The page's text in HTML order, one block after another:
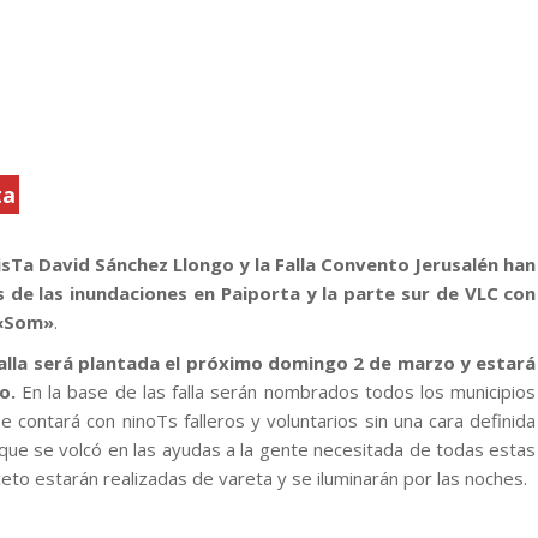
David Sánchez Llongo y la Falla Convento Jerusalén han
las inundaciones en Paiporta y la parte sur de VLC con
.
será plantada el próximo domingo 2 de marzo y estará
En la base de las falla serán nombrados todos los municipios
con ninoTs falleros y voluntarios sin una cara definida
se volcó en las ayudas a la gente necesitada de todas estas
estarán realizadas de vareta y se iluminarán por las noches.